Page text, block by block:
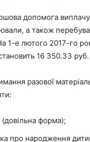
допомога
а також
1-е лютого 2017-го
16 350.33 руб.
разової
(довільна форма);
про народження